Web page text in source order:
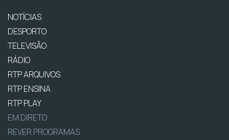
NOTÍCIAS
DESPORTO
TELEVISÃO
RÁDIO
RTP ARQUIVOS
RTP ENSINA
RTP PLAY
EM DIRETO
REVER PROGRAMAS